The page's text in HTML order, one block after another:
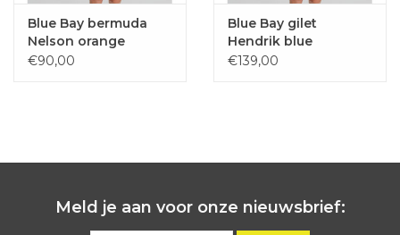
Blue Bay bermuda
Nelson orange
€90,00
Blue Bay gilet
Hendrik blue
€139,00
Meld je aan voor onze nieuwsbrief: